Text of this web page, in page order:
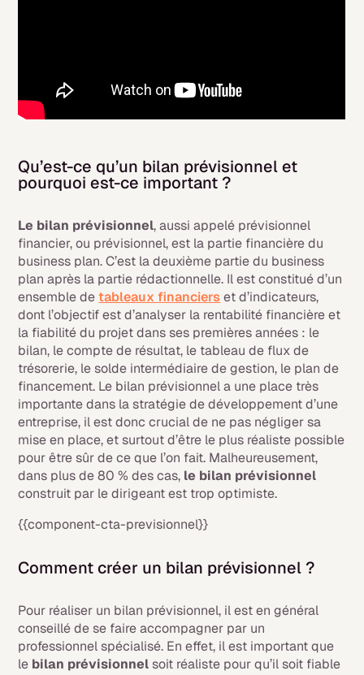
Qu’est-ce qu’un bilan prévisionnel et
pourquoi est-ce important ?
Le bilan prévisionnel, aussi appelé prévisionnel
financier, ou prévisionnel, est la partie financière du
business plan. C’est la deuxième partie du business
plan après la partie rédactionnelle. Il est constitué d’un
ensemble detableaux financierset d’indicateurs,
dont l’objectif est d’analyser la rentabilité financière et
la fiabilité du projet dans ses premières années : le
bilan, le compte de résultat, le tableau de flux de
trésorerie, le solde intermédiaire de gestion, le plan de
financement. Le bilan prévisionnel a une place très
importante dans la stratégie de développement d’une
entreprise, il est donc crucial de ne pas négliger sa
mise en place, et surtout d’être le plus réaliste possible
pour être sûr de ce que l’on fait. Malheureusement,
dans plus de 80 % des cas, le bilan prévisionnel
construit par le dirigeant est trop optimiste.
{{component-cta-previsionnel}}
Comment créer un bilan prévisionnel ?
Pour réaliser un bilan prévisionnel, il est en général
conseillé de se faire accompagner par un
professionnel spécialisé. En effet, il est important que
le bilan prévisionnelsoit réaliste pour qu’il soit fiable